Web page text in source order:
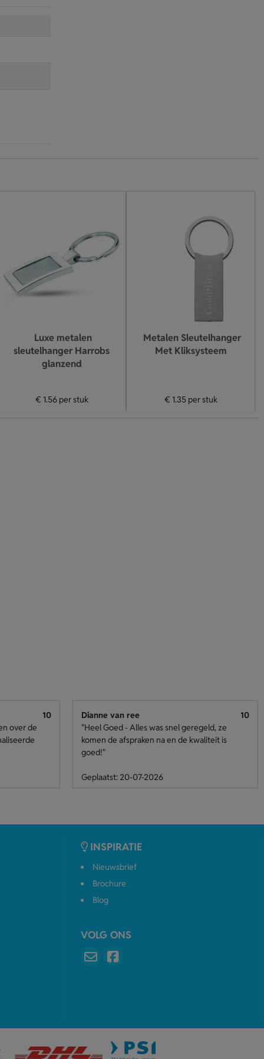
Luxe metalen
sleutelhanger Harrobs
glanzend
€ 1.56per stuk
Metalen Sleutelhanger
Met Kliksysteem
€ 1.35per stuk
10
over de
Dianne van ree
10
"Heel Goed - Alles was snel geregeld, ze
komen de afspraken na en de kwaliteit is
goed!"
Geplaatst: 20-07-2026
INSPIRATIE
Nieuwsbrief
Brochure
Blog
VOLG ONS